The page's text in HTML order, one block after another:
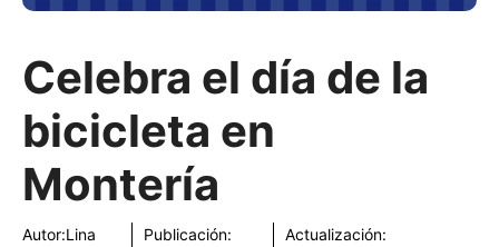
Celebra el día de la
bicicleta en
Montería
Autor:Lina
Publicación:
Actualización: